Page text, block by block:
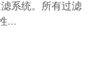
系统。所有过滤
...